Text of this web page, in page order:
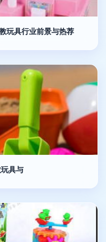
玩具行业前景与热荐
具与